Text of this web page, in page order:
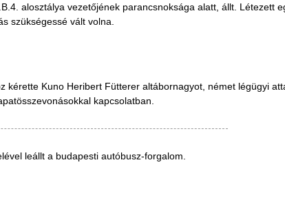
alosztálya vezetőjének parancsnoksága alatt, állt. Létezett
szükségessé vált volna.
Kuno Heribert Fütterer altábornagyot, német légügyi
kapcsolatban.
leállt a budapesti autóbusz-forgalom.